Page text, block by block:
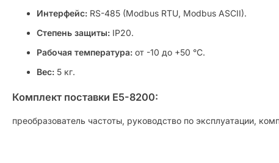
Интерфейс: RS-485 (Modbus RTU, Modbus ASCII).
Степень защиты: IP20.
Рабочая температура: от -10 до +50 °C.
Вес: 5 кг.
Комплект поставки E5-8200:
преобразователь частоты, руководство по эксплуатации,